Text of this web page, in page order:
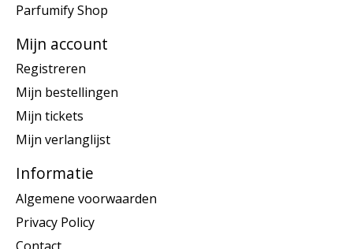
Parfumify Shop
Mijn account
Registreren
Mijn bestellingen
Mijn tickets
Mijn verlanglijst
Informatie
Algemene voorwaarden
Privacy Policy